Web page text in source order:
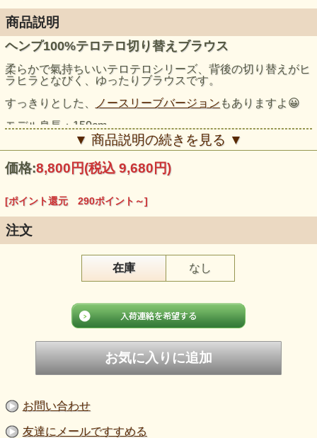
商品説明
ヘンプ100%テロテロ切り替えブラウス
柔らかで氣持ちいいテロテロシリーズ、背後の切り替えがヒ
ラヒラとなびく、ゆったりブラウスです。
すっきりとした、
ノースリーブバージョン もありますよ😀
モデル身長：159cm
▼ 商品説明の続きを見る ▼
価格:8,800円(税込 9,680円)
[ポイント還元 290ポイント～]
注文
在庫 なし
お問い合わせ
友達にメールですすめる